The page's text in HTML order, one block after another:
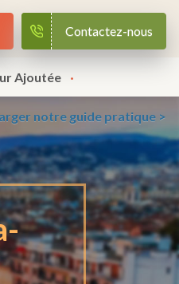
Ajoutée
notre guide pratique >
Contactez-nous